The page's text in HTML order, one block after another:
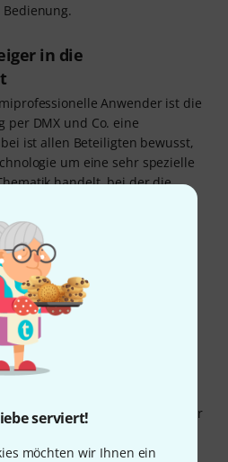
serviert!
möchten wir Ihnen ein
in die
Anwender ist die
per DMX und Co. eine
ist allen Beteiligten bewusst,
um eine sehr spezielle
handelt, bei der die
verstanden werden wollen.
sich mit den
Informationen zu
Steuergeräte kaufen
mit einer guten
und modular aufbauend mit
zu beschäftigen.
DMX-Universum
Entertainern
steht oftmals der
Scheinwerfer oder
Setup auszulagern; teils,